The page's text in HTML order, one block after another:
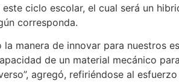
ciclo escolar, el cual será un
corresponda.
manera de innovar para nuestros
de un material mecánico
agregó, refiriéndose al